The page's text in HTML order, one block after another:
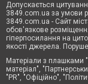
Допускається
3849.com.ua за умови
3849.com.ua - Сайт
обов'язкове
гіперпосилання на
якості джерела.
Матеріали з плашками
матеріал",
"PR", "Офіційно",